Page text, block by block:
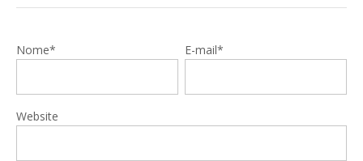
Nome* E-mail*
Website